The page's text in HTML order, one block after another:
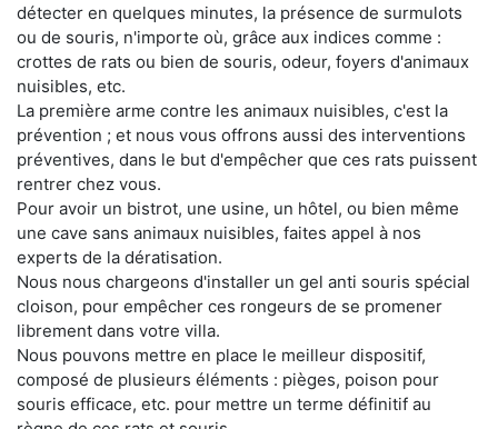
détecter en quelques minutes, la présence de surmulots
ou de souris, n'importe où, grâce aux indices comme :
crottes de rats ou bien de souris, odeur, foyers d'animaux
nuisibles, etc.
La première arme contre les animaux nuisibles, c'est la
prévention ; et nous vous offrons aussi des interventions
préventives, dans le but d'empêcher que ces rats puissent
rentrer chez vous.
Pour avoir un bistrot, une usine, un hôtel, ou bien même
une cave sans animaux nuisibles, faites appel à nos
experts de la dératisation.
Nous nous chargeons d'installer un gel anti souris spécial
cloison, pour empêcher ces rongeurs de se promener
librement dans votre villa.
Nous pouvons mettre en place le meilleur dispositif,
composé de plusieurs éléments : pièges, poison pour
souris efficace, etc. pour mettre un terme définitif au